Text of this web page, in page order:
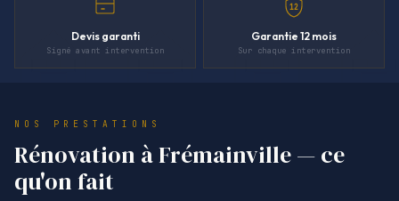
Devis garanti
Signé avant intervention
12
Garantie 12 mois
Sur chaque intervention
NOS PRESTATIONS
Rénovation à Frémainville — ce
qu'on fait